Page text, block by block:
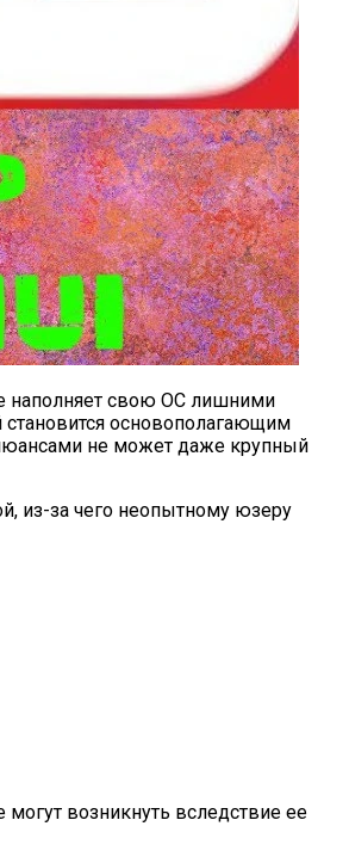
наполняет свою ОС лишними
основополагающим
не может даже крупный
из-за чего неопытному юзеру
возникнуть вследствие ее